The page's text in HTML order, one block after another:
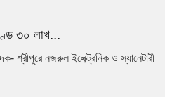
৩০ লাখ...
শ্রীপুরে নজরুল ইলেক্ট্রনিক ও স্যানেটারী